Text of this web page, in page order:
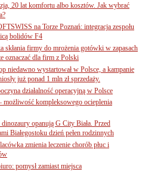
20 lat komfortu albo kosztów. Jak wybrać
na Torze Poznań: integracja zespołu
bolidów F4
skłania firmy do mrożenia gotówki w zapasach
oznaczać dla firm z Polski
niedawno wystartował w Polsce, a kampanie
już ponad 1 mln zł sprzedaży.
działalność operacyjną w Polsce
możliwość kompleksowego ocieplenia
opanują G City Biała. Przed
Białegostoku dzień pełen rodzinnych
zmienia leczenie chorób płuc i
pomysł zamiast miejsca